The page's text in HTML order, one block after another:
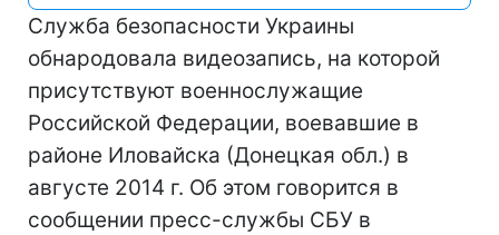
Служба безопасности Украины
обнародовала видеозапись, на которой
присутствуют военнослужащие
Российской Федерации, воевавшие в
районе Иловайска (Донецкая обл.) в
августе 2014 г. Об этом говорится в
сообщении пресс-службы СБУ в